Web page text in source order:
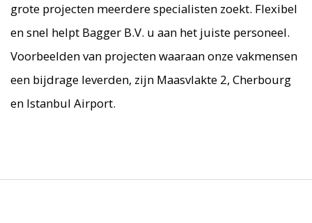
grote projecten meerdere specialisten zoekt. Flexibel
en snel helpt Bagger B.V. u aan het juiste personeel.
Voorbeelden van projecten waaraan onze vakmensen
een bijdrage leverden, zijn Maasvlakte 2, Cherbourg
en Istanbul Airport.